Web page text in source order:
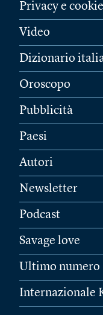
Privacy e cookie
Video
Dizionario
Oroscopo
Pubblicità
Paesi
Autori
Newsletter
Podcast
Savage love
Ultimo numero
Internazionale